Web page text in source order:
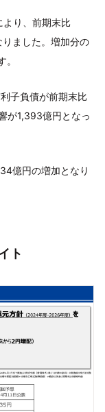
より、前期末比
ました。増加分の
子負債が前期末比
が1,393億円となっ
億円の増加となり
ト